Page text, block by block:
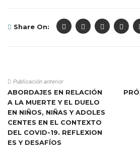
Share On:
Publicación anterior
ABORDAJES EN RELACIÓN
A LA MUERTE Y EL DUELO
EN NIÑOS, NIÑAS Y ADOLES
CENTES EN EL CONTEXTO
DEL COVID-19. REFLEXION
ES Y DESAFÍOS